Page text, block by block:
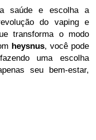
saúde e escolha a
do vaping e
transforma o modo
heysnus, você pode
uma escolha
seu bem-estar,